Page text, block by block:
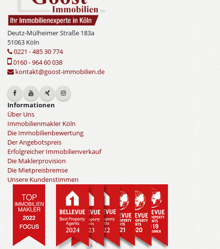
Deutz-Mülheimer Straße 183a
51063 Köln
0221 - 485 30 774
0160 - 964 60 038
kontakt@goost-immobilien.de
Informationen
Über Uns
Immobilienmakler Köln
Die Immobilienbewertung
Der Angebotspreis
Erfolgreicher Immobilienverkauf
Die Maklerprovision
Die Mietpreisbremse
Unsere Kundenstimmen